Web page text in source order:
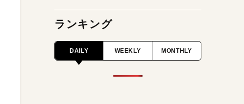
ランキング
DAILY WEEKLY MONTHLY